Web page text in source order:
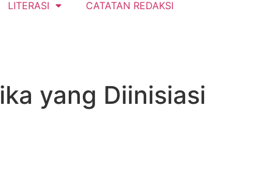
LITERASI CATATAN REDAKSI
yang Diinisiasi